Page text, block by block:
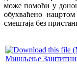
може помоћи у
обухваћено
смештаја без
Мишљење